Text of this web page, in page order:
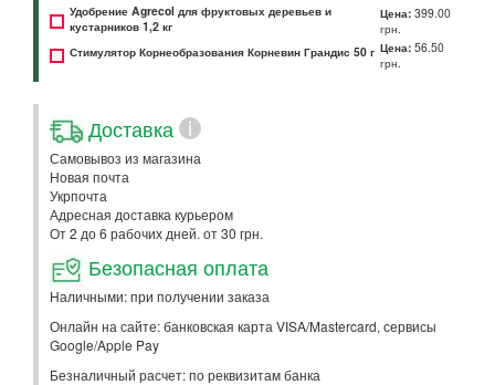
Удобрение Agrecol для фруктовых деревьев и
кустарников 1,2 кг
Цена: 399.00
грн.
Стимулятор Корнеобразования Корневин Грандис 50 г Цена: 56.50
грн.
Доставка i
Самовывоз из магазина
Новая почта
Укрпочта
Адресная доставка курьером
От 2 до 6 рабочих дней. от 30 грн.
Безопасная оплата
Наличными: при получении заказа
Онлайн на сайте: банковская карта VISA/Mastercard, сервисы
Google/Apple Pay
Безналичный расчет: по реквизитам банка